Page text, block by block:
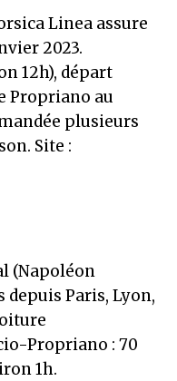
Linea assure
2023.
12h), départ
Propriano au
plusieurs
Site :
(Napoléon
depuis Paris, Lyon,
Propriano : 70
1h.